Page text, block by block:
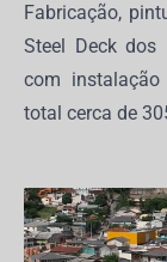
Fabricação,
Steel Deck dos
com
total cerca de